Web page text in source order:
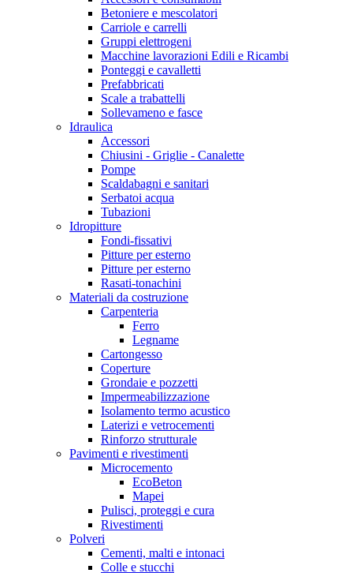
Betoniere e mescolatori
Carriole e carrelli
Gruppi elettrogeni
Macchine lavorazioni Edili e Ricambi
Ponteggi e cavalletti
Prefabbricati
Scale a trabattelli
Sollevameno e fasce
Idraulica
Accessori
Chiusini - Griglie - Canalette
Pompe
Scaldabagni e sanitari
Serbatoi acqua
Tubazioni
Idropitture
Fondi-fissativi
Pitture per esterno
Pitture per esterno
Rasati-tonachini
Materiali da costruzione
Carpenteria
Ferro
Legname
Cartongesso
Coperture
Grondaie e pozzetti
Impermeabilizzazione
Isolamento termo acustico
Laterizi e vetrocementi
Rinforzo strutturale
Pavimenti e rivestimenti
Microcemento
EcoBeton
Mapei
Pulisci, proteggi e cura
Rivestimenti
Polveri
Cementi, malti e intonaci
Colle e stucchi